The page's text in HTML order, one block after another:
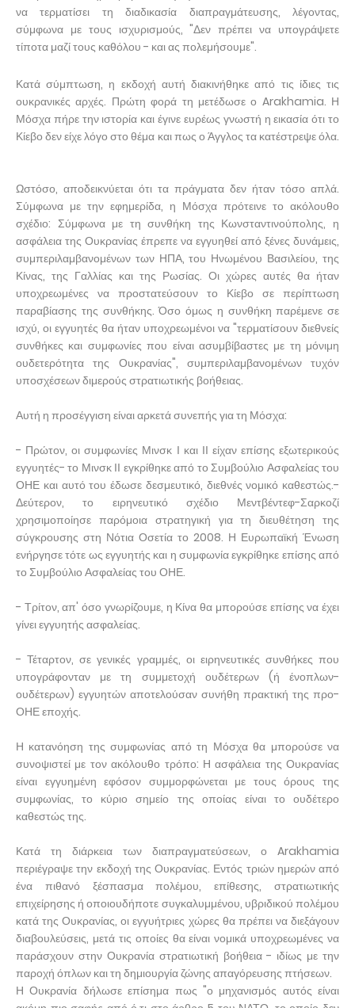
να τερματίσει τη διαδικασία διαπραγμάτευσης, λέγοντας,
σύμφωνα με τους ισχυρισμούς, "Δεν πρέπει να υπογράψετε
τίποτα μαζί τους καθόλου - και ας πολεμήσουμε".
Κατά σύμπτωση, η εκδοχή αυτή διακινήθηκε από τις ίδιες τις
ουκρανικές αρχές. Πρώτη φορά τη μετέδωσε ο Arakhamia. Η
Μόσχα πήρε την ιστορία και έγινε ευρέως γνωστή η εικασία ότι το
Κίεβο δεν είχε λόγο στο θέμα και πως ο Άγγλος τα κατέστρεψε όλα.
Ωστόσο, αποδεικνύεται ότι τα πράγματα δεν ήταν τόσο απλά.
Σύμφωνα με την εφημερίδα, η Μόσχα πρότεινε το ακόλουθο
σχέδιο: Σύμφωνα με τη συνθήκη της Κωνσταντινούπολης, η
ασφάλεια της Ουκρανίας έπρεπε να εγγυηθεί από ξένες δυνάμεις,
συμπεριλαμβανομένων των ΗΠΑ, του Ηνωμένου Βασιλείου, της
Κίνας, της Γαλλίας και της Ρωσίας. Οι χώρες αυτές θα ήταν
υποχρεωμένες να προστατεύσουν το Κίεβο σε περίπτωση
παραβίασης της συνθήκης. Όσο όμως η συνθήκη παρέμενε σε
ισχύ, οι εγγυητές θα ήταν υποχρεωμένοι να "τερματίσουν διεθνείς
συνθήκες και συμφωνίες που είναι ασυμβίβαστες με τη μόνιμη
ουδετερότητα της Ουκρανίας", συμπεριλαμβανομένων τυχόν
υποσχέσεων διμερούς στρατιωτικής βοήθειας.
Αυτή η προσέγγιση είναι αρκετά συνεπής για τη Μόσχα:
- Πρώτον, οι συμφωνίες Μινσκ Ι και ΙΙ είχαν επίσης εξωτερικούς
εγγυητές- το Μινσκ ΙΙ εγκρίθηκε από το Συμβούλιο Ασφαλείας του
ΟΗΕ και αυτό του έδωσε δεσμευτικό, διεθνές νομικό καθεστώς.-
Δεύτερον, το ειρηνευτικό σχέδιο Μεντβέντεφ-Σαρκοζί
χρησιμοποίησε παρόμοια στρατηγική για τη διευθέτηση της
σύγκρουσης στη Νότια Οσετία το 2008. Η Ευρωπαϊκή Ένωση
ενήργησε τότε ως εγγυητής και η συμφωνία εγκρίθηκε επίσης από
το Συμβούλιο Ασφαλείας του ΟΗΕ.
- Τρίτον, απ' όσο γνωρίζουμε, η Κίνα θα μπορούσε επίσης να έχει
γίνει εγγυητής ασφαλείας.
- Τέταρτον, σε γενικές γραμμές, οι ειρηνευτικές συνθήκες που
υπογράφονταν με τη συμμετοχή ουδέτερων (ή ένοπλων-
ουδέτερων) εγγυητών αποτελούσαν συνήθη πρακτική της προ-
ΟΗΕ εποχής.
Η κατανόηση της συμφωνίας από τη Μόσχα θα μπορούσε να
συνοψιστεί με τον ακόλουθο τρόπο: Η ασφάλεια της Ουκρανίας
είναι εγγυημένη εφόσον συμμορφώνεται με τους όρους της
συμφωνίας, το κύριο σημείο της οποίας είναι το ουδέτερο
καθεστώς της.
Κατά τη διάρκεια των διαπραγματεύσεων, ο Arakhamia
περιέγραψε την εκδοχή της Ουκρανίας. Εντός τριών ημερών από
ένα πιθανό ξέσπασμα πολέμου, επίθεσης, στρατιωτικής
επιχείρησης ή οποιουδήποτε συγκαλυμμένου, υβριδικού πολέμου
κατά της Ουκρανίας, οι εγγυήτριες χώρες θα πρέπει να διεξάγουν
διαβουλεύσεις, μετά τις οποίες θα είναι νομικά υποχρεωμένες να
παράσχουν στην Ουκρανία στρατιωτική βοήθεια - ιδίως με την
παροχή όπλων και τη δημιουργία ζώνης απαγόρευσης πτήσεων.
Η Ουκρανία δήλωσε επίσημα πως "ο μηχανισμός αυτός είναι